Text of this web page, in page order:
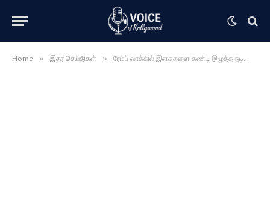
Home » இதர செய்திகள் » ரேம்ப் வாக்கில் இளசுகளை சுண்டி இழுத்த நடிகை தமன்னா …… சும்மா பாத்தாலே போதை ஏறிடும் போலேயே …….